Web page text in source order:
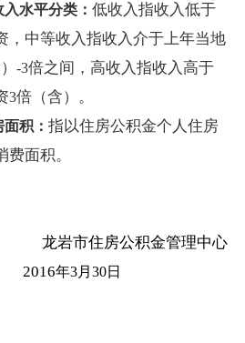
入水平分类：低收入指收入低于
，中等收入指收入介于上年当地
-3倍之间，高收入指收入高于
3倍（含）。
面积：指以住房公积金个人住房
面积。
龙岩市住房公积金管理中心
2016年3月30日